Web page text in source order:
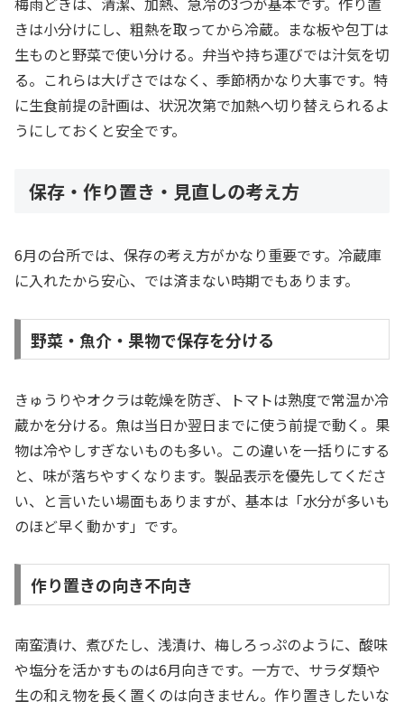
きは小分けにし、粗熱を取ってから冷蔵。まな板や包丁は
生ものと野菜で使い分ける。弁当や持ち運びでは汁気を切
る。これらは大げさではなく、季節柄かなり大事です。特
に生食前提の計画は、状況次第で加熱へ切り替えられるよ
うにしておくと安全です。
保存・作り置き・見直しの考え方
6月の台所では、保存の考え方がかなり重要です。冷蔵庫
に入れたから安心、では済まない時期でもあります。
野菜・魚介・果物で保存を分ける
きゅうりやオクラは乾燥を防ぎ、トマトは熟度で常温か冷
蔵かを分ける。魚は当日か翌日までに使う前提で動く。果
物は冷やしすぎないものも多い。この違いを一括りにする
と、味が落ちやすくなります。製品表示を優先してくださ
い、と言いたい場面もありますが、基本は「水分が多いも
のほど早く動かす」です。
作り置きの向き不向き
南蛮漬け、煮びたし、浅漬け、梅しろっぷのように、酸味
や塩分を活かすものは6月向きです。一方で、サラダ類や
生の和え物を長く置くのは向きません。作り置きしたいな